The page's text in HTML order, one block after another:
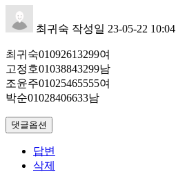
최귀숙 작성일 23-05-22 10:04
최귀숙01092613299여
고정호01038843299남
조윤주01025465555여
박순01028406633남
댓글옵션
답변
삭제